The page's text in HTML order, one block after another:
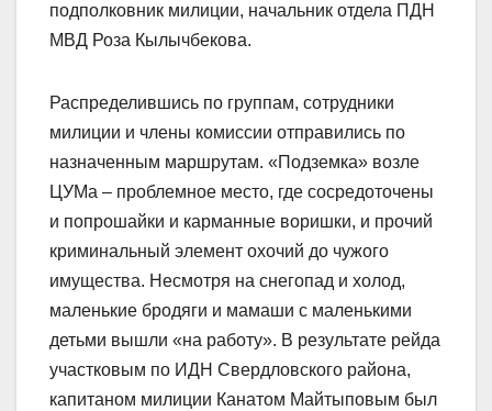
подполковник милиции, начальник отдела ПДН
МВД Роза Кылычбекова.
Распределившись по группам, сотрудники
милиции и члены комиссии отправились по
назначенным маршрутам. «Подземка» возле
ЦУМа – проблемное место, где сосредоточены
и попрошайки и карманные воришки, и прочий
криминальный элемент охочий до чужого
имущества. Несмотря на снегопад и холод,
маленькие бродяги и мамаши с маленькими
детьми вышли «на работу». В результате рейда
участковым по ИДН Свердловского района,
капитаном милиции Канатом Майтыповым был